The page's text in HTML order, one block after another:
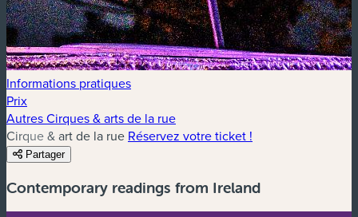
Informations pratiques
Prix
Autres Cirques & arts de la rue
Cirque & art de la rue Réservez votre ticket !
Partager
Contemporary readings from Ireland